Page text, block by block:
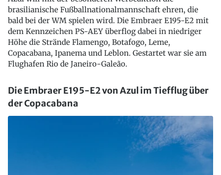
brasilianische Fußballnationalmannschaft ehren, die
bald bei der WM spielen wird. Die Embraer E195-E2 mit
dem Kennzeichen PS-AEY überflog dabei in niedriger
Höhe die Strände Flamengo, Botafogo, Leme,
Copacabana, Ipanema und Leblon. Gestartet war sie am
Flughafen Rio de Janeiro-Galeão.
Die Embraer E195-E2 von Azul im Tiefflug über
der Copacabana